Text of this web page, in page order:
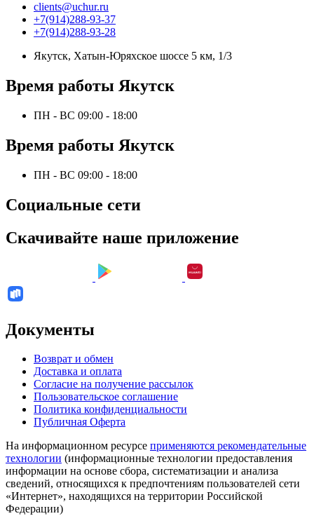
clients@uchur.ru
+7(914)288-93-37
+7(914)288-93-28
Якутск, Хатын-Юряхское шоссе 5 км, 1/3
Время работы Якутск
ПН - ВС 09:00 - 18:00
Время работы Якутск
ПН - ВС 09:00 - 18:00
Социальные сети
Скачивайте наше приложение
Документы
Возврат и обмен
Доставка и оплата
Согласие на получение рассылок
Пользовательское соглашение
Политика конфиденциальности
Публичная Оферта
На информационном ресурсе применяются рекомендательные
технологии (информационные технологии предоставления
информации на основе сбора, систематизации и анализа
сведений, относящихся к предпочтениям пользователей сети
«Интернет», находящихся на территории Российской
Федерации)